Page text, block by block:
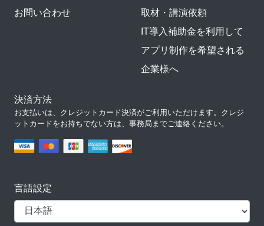
お問い合わせ
取材・講演依頼
IT導入補助金を利用して
アプリ制作を希望される
企業様へ
決済方法
お支払いは、クレジットカード決済がご利用いただけます。クレジ
ットカードをお持ちでない方は、事務局までご連絡ください。
言語設定